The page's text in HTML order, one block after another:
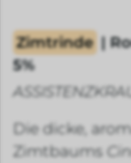
Zimtrinde |
5%
Die dicke,
Zimtbaums